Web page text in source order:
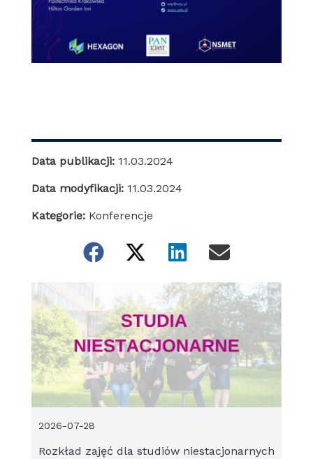
Data publikacji: 11.03.2024
Data modyfikacji: 11.03.2024
Kategorie: Konferencje
Rozkład zajęć dla studiów niestacjonarnych
2026-07-28